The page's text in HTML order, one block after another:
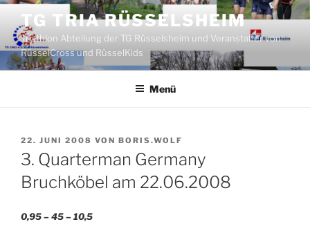
Zum
Inhalt
springen
TG TRIA RÜSSELSHEIM
Triathlon Abteilung der TG Rüsselsheim und Veranstalter von
RüsselCross und RüsselKids
Menü
VERÖFFENTLICHT
AM
22. JUNI 2008 VON BORIS.WOLF
3. Quarterman Germany
Bruchköbel am 22.06.2008
0,95 – 45 – 10,5